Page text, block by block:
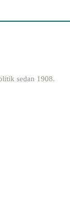
sedan 1908.